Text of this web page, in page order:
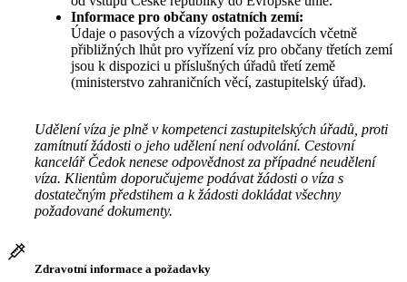
Informace pro občany ostatních zemí:
Údaje o pasových a vízových požadavcích včetně
přibližných lhůt pro vyřízení víz pro občany třetích zemí
jsou k dispozici u příslušných úřadů třetí země
(ministerstvo zahraničních věcí, zastupitelský úřad).
Udělení víza je plně v kompetenci zastupitelských úřadů, proti
zamítnutí žádosti o jeho udělení není odvolání. Cestovní
kancelář Čedok nenese odpovědnost za případné neudělení
víza. Klientům doporučujeme podávat žádosti o víza s
dostatečným předstihem a k žádosti dokládat všechny
požadované dokumenty.
Zdravotní informace a požadavky